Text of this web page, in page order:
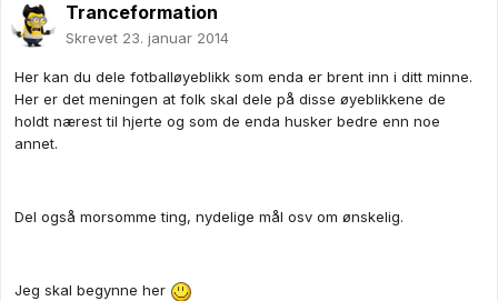
Tranceformation
Skrevet 23. januar 2014
Her kan du dele fotballøyeblikk som enda er brent inn i ditt minne.
Her er det meningen at folk skal dele på disse øyeblikkene de
holdt nærest til hjerte og som de enda husker bedre enn noe
annet.
Del også morsomme ting, nydelige mål osv om ønskelig.
Jeg skal begynne her